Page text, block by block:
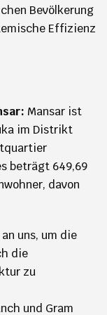
Bevölkerung
Effizienz
Mansar ist
im Distrikt
beträgt 649,69
davon
uns, um die
die
zu
und Gram